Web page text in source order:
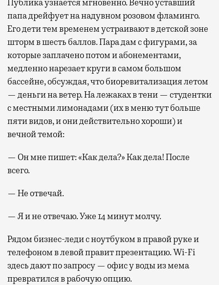
Публика узнается мгновенно. Вечно уставший
папа дрейфует на надувном розовом фламинго.
Его дети тем временем устраивают в детской зоне
шторм в шесть баллов. Пара дам с фигурами, за
которые заплачено потом и абонементами,
медленно нарезает круги в самом большом
бассейне, обсуждая, что биоревитализация летом
— деньги на ветер. На лежаках в тени — студентки
с местными лимонадами (их в меню тут больше
пяти видов, и они действительно хороши) и
вечной темой:
— Он мне пишет: «Как дела?» Как дела! После
всего.
— Не отвечай.
— Я и не отвечаю. Уже 14 минут молчу.
Рядом бизнес-леди с ноутбуком в правой руке и
телефоном в левой правит презентацию. Wi-Fi
здесь дают по запросу — офис у воды из мема
превратился в рабочую опцию.